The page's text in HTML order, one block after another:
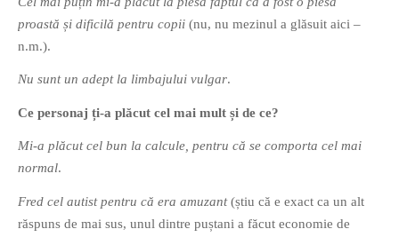
PRIETENI DIN BREASLA
Filme-Carti.ro
proastă și dificilă pentru copii (nu, nu mezinul a glăsuit aici –
n.m.).
Nu sunt un adept la limbajului vulgar.
Ce personaj ți-a plăcut cel mai mult și de ce?
Mi-a plăcut cel bun la calcule, pentru că se comporta cel mai
normal.
Fred cel autist pentru că era amuzant(știu că e exact ca un alt
răspuns de mai sus, unul dintre puștani a făcut economie de